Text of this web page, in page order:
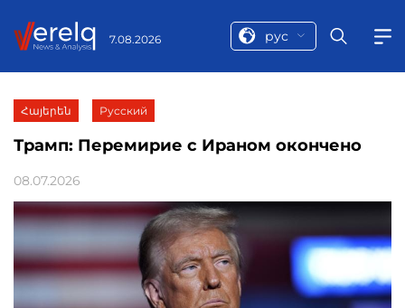
7.08.2026 рус
Հայերեն Русский
Трамп: Перемирие с Ираном окончено
08.07.2026